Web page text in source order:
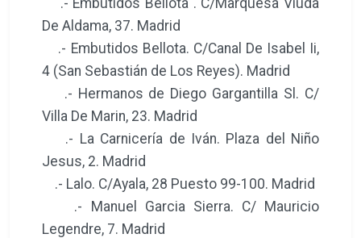
De Aldama, 37. Madrid
.- Embutidos Bellota. C/Canal De Isabel Ii,
4 (San Sebastián de Los Reyes). Madrid
.- Hermanos de Diego Gargantilla Sl. C/
Villa De Marin, 23. Madrid
.- La Carnicería de Iván. Plaza del Niño
Jesus, 2. Madrid
.- Lalo. C/Ayala, 28 Puesto 99-100. Madrid
.- Manuel Garcia Sierra. C/ Mauricio
Legendre, 7. Madrid